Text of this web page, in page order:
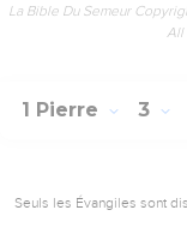
La Bible Du Semeur
All
1 Pierre 3
Seuls les Évangiles sont